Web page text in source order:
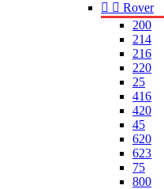
  Rover
200
214
216
220
25
416
420
45
620
623
75
800